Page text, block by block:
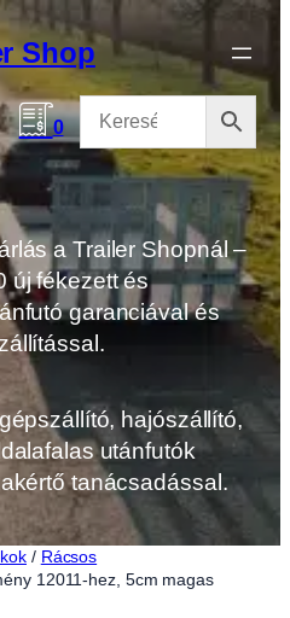
Shop
0
a Trailer Shopnál –
új fékezett és
garanciával és
hajószállító,
utánfutók
tanácsadással.
/ Rácsos
12011-hez, 5cm magas